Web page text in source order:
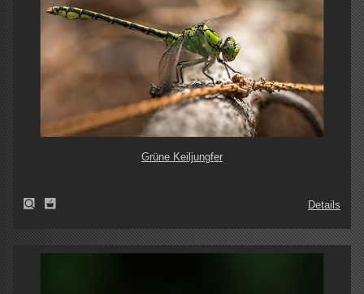
Grüne Keiljungfer
Details